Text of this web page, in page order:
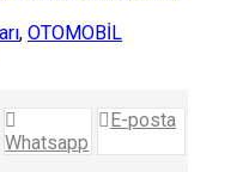
, OTOMOBİL
Whatsapp
E-posta